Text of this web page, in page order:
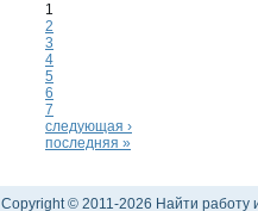
1
2
3
4
5
6
7
следующая ›
последняя »
Copyright © 2011-2026 Найти работу